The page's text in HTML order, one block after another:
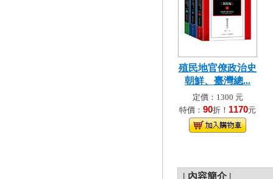
殖民地官僚政治史
朝鮮、臺灣總...
定價：1300 元
特價： 90折！ 1170元
| 內容簡介 |